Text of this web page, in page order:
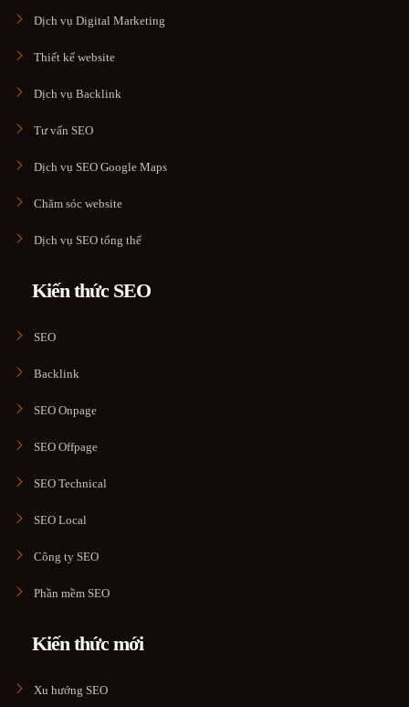
Dịch vụ Digital Marketing
Thiết kế website
Dịch vụ Backlink
Tư vấn SEO
Dịch vụ SEO Google Maps
Chăm sóc website
Dịch vụ SEO tổng thể
Kiến thức SEO
SEO
Backlink
SEO Onpage
SEO Offpage
SEO Technical
SEO Local
Công ty SEO
Phần mềm SEO
Kiến thức mới
Xu hướng SEO